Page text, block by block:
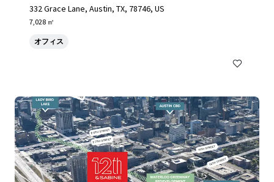
332 Grace Lane, Austin, TX, 78746, US
7,028 ㎡
オフィス